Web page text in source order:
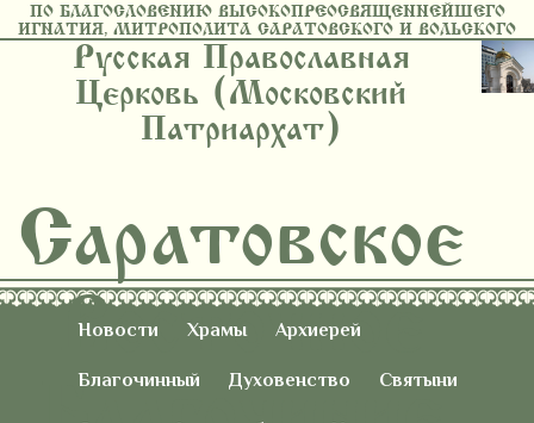
ПО БЛАГОСЛОВЕНИЮ ВЫСОКОПРЕОСВЯЩЕННЕЙШЕГО
ИГНАТИЯ, МИТРОПОЛИТА САРАТОВСКОГО И ВОЛЬСКОГО
Русская Православная
Церковь (Московский
Патриархат)
Саратовское
Восточное
Новости Храмы
Архиерей
Благочинный
Духовенство
Святыни